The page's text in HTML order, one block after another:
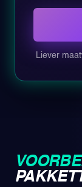
Liever